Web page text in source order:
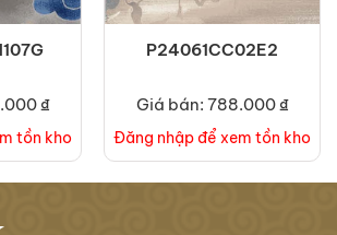
₫
tồn kho
P24061CC02E2
Giá bán: 788.000 ₫
Đăng nhập để xem tồn kho